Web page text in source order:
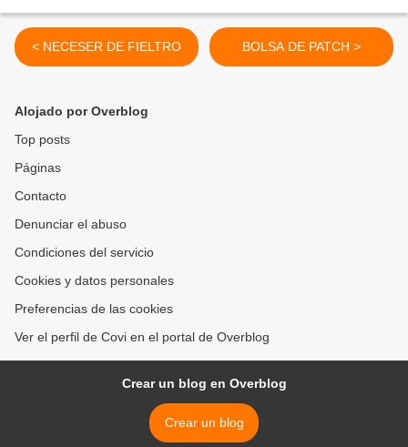
< NECESER DE FIELTRO BOLSA DE PATCH >
Alojado por Overblog
Top posts
Páginas
Contacto
Denunciar el abuso
Condiciones del servicio
Cookies y datos personales
Preferencias de las cookies
Ver el perfil de Covi en el portal de Overblog
Crear un blog en Overblog
Crear un blog